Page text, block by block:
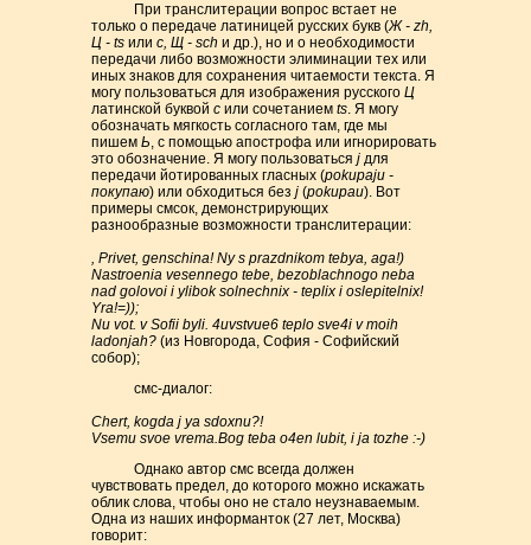
При транслитерации вопрос встает не
только о передаче латиницей русских букв (Ж - zh,
Ц - ts илиc, Щ - sch и др.), но и о необходимости
передачи либо возможности элиминации тех или
иных знаков для сохранения читаемости текста. Я
могу пользоваться для изображения русскогоЦ
латинской буквойc или сочетаниемts. Я могу
обозначать мягкость согласного там, где мы
пишемЬ, с помощью апострофа или игнорировать
это обозначение. Я могу пользоватьсяj для
передачи йотированных гласных (pokupaju -
покупаю) или обходиться безj (pokupau). Вот
примеры смсок, демонстрирующих
разнообразные возможности транслитерации:
, Privet, genschina! Ny s prazdnikom tebya, aga!)
Nastroenia vesennego tebe, bezoblachnogo neba
nad golovoi i ylibok solnechnix - teplix i oslepitelnix!
Yra!=));
Nu vot. v Sofii byli. 4uvstvue6 teplo sve4i v moih
ladonjah? (из Новгорода, София - Софийский
собор);
смс-диалог:
Chert, kogda j ya sdoxnu?!
Vsemu svoe vrema.Bog teba o4en lubit, i ja tozhe :-)
Однако автор смс всегда должен
чувствовать предел, до которого можно искажать
облик слова, чтобы оно не стало неузнаваемым.
Одна из наших информанток (27 лет, Москва)
говорит: